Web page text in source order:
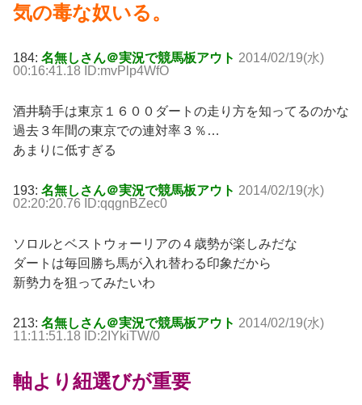
気の毒な奴いる。
184: 名無しさん＠実況で競馬板アウト 2014/02/19(水)
00:16:41.18 ID:mvPlp4WfO
酒井騎手は東京１６００ダートの走り方を知ってるのかな
過去３年間の東京での連対率３％…
あまりに低すぎる
193: 名無しさん＠実況で競馬板アウト 2014/02/19(水)
02:20:20.76 ID:qqgnBZec0
ソロルとベストウォーリアの４歳勢が楽しみだな
ダートは毎回勝ち馬が入れ替わる印象だから
新勢力を狙ってみたいわ
213: 名無しさん＠実況で競馬板アウト 2014/02/19(水)
11:11:51.18 ID:2IYkiTW/0
軸より紐選びが重要